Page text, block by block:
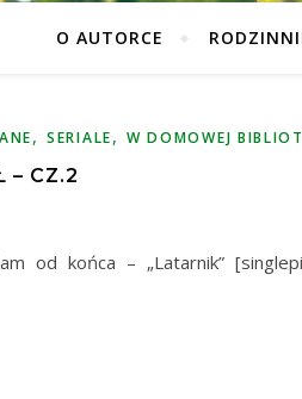
O AUTORCE
, SERIALE, W DOMOWEJ
– CZ.2
od końca – „Latarnik”